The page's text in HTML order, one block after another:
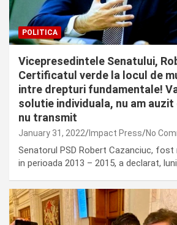
POLITICA
Vicepresedintele Senatului,
Certificatul verde la locul de
intre drepturi fundamentale!
solutie individuala, nu am
nu transmit
January 31, 2022 Impact Press No
Senatorul PSD Robert Cazanciuc,
in perioada 2013 – 2015, a declarat,